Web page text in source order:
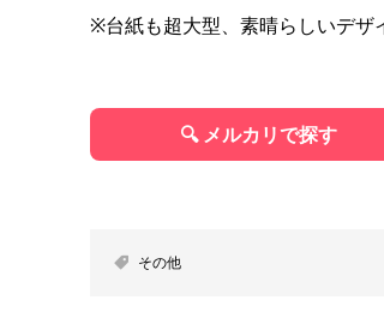
※台紙も超大型、素晴らしいデザ
🔍 メルカリで探す
その他